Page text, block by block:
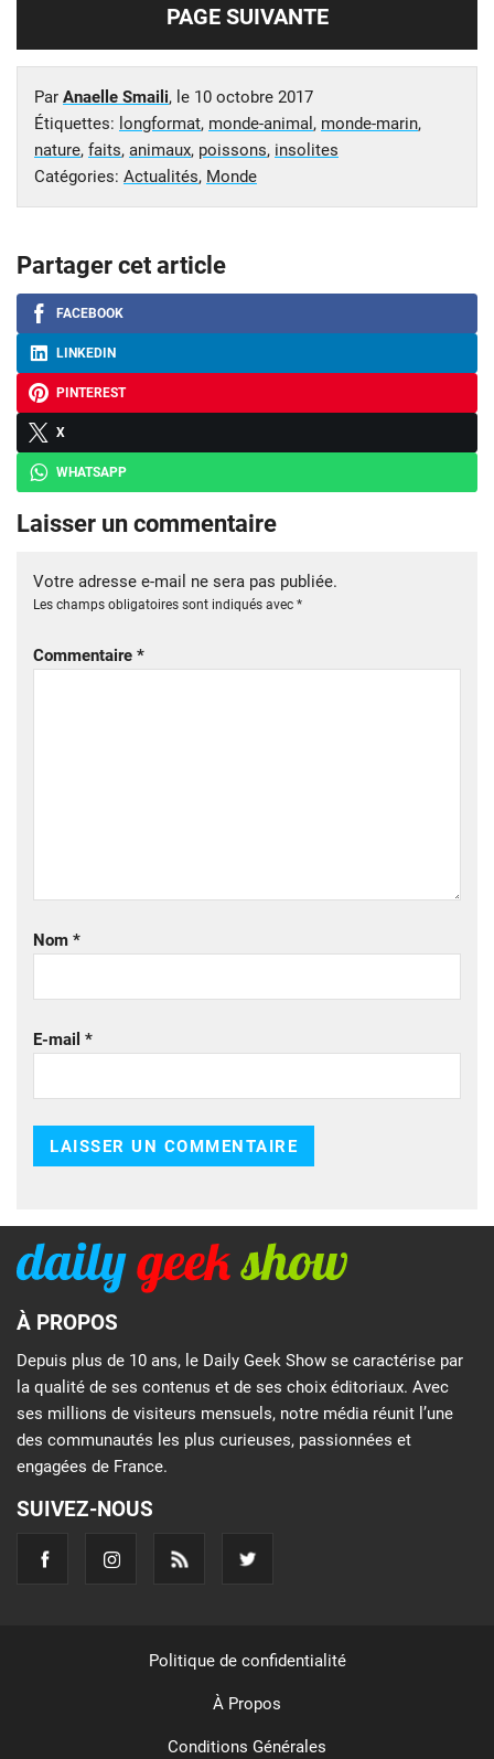
PAGE SUIVANTE
Par Anaelle Smaili, le 10 octobre 2017
Étiquettes: longformat, monde-animal , monde-marin,
nature, faits, animaux, poissons, insolites
Catégories: Actualités, Monde
Partager cet article
FACEBOOK
LINKEDIN
PINTEREST
X
WHATSAPP
Laisser un commentaire
Votre adresse e-mail ne sera pas publiée.
Les champs obligatoires sont indiqués avec *
Commentaire *
Nom *
E-mail *
À PROPOS
Depuis plus de 10 ans, le Daily Geek Show se caractérise par
la qualité de ses contenus et de ses choix éditoriaux. Avec
ses millions de visiteurs mensuels, notre média réunit l’une
des communautés les plus curieuses, passionnées et
engagées de France.
SUIVEZ-NOUS
Politique de confidentialité
À Propos
Conditions Générales